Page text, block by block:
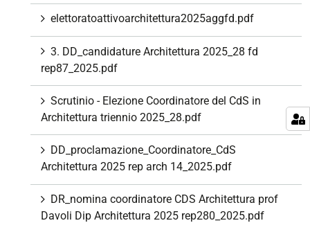
elettoratoattivoarchitettura2025aggfd.pdf
3. DD_candidature Architettura 2025_28 fd
rep87_2025.pdf
Scrutinio - Elezione Coordinatore del CdS in
Architettura triennio 2025_28.pdf
DD_proclamazione_Coordinatore_CdS
Architettura 2025 rep arch 14_2025.pdf
DR_nomina coordinatore CDS Architettura prof
Davoli Dip Architettura 2025 rep280_2025.pdf